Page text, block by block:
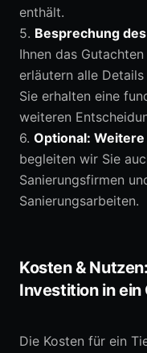
enthält.
5. Besprechung
Ihnen das
erläutern alle
Sie erhalten eine
weiteren
6. Optional:
begleiten wir Sie
Sanierungsfirmen
Sanierungsarbeiten.
Kosten &
Investition in
Die Kosten für ein